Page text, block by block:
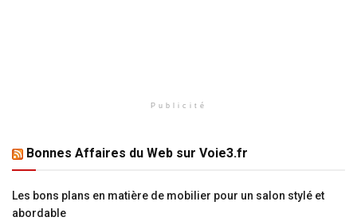
Publicité
Bonnes Affaires du Web sur Voie3.fr
Les bons plans en matière de mobilier pour un salon stylé et
abordable